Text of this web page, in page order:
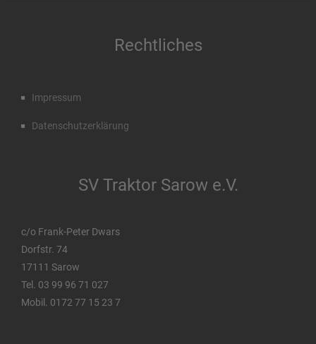
Rechtliches
Impressum
Datenschutzerklärung
SV Traktor Sarow e.V.
c/o Frank-Peter Dwars
Dorfstr. 74
17111 Sarow
Tel. 03 99 96 71 027
Mobil. 0172 77 15 23 7